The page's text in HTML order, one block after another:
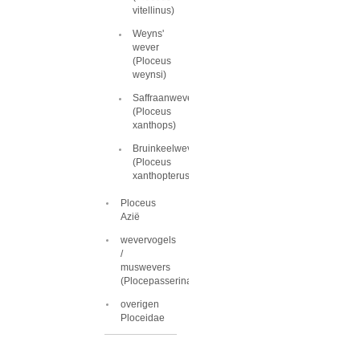
vitellinus)
Weyns'
wever
(Ploceus
weynsi)
Saffraanwever
(Ploceus
xanthops)
Bruinkeelwever
(Ploceus
xanthopterus)
Ploceus
Azië
wevervogels
/
muswevers
(Plocepasserinae)
overigen
Ploceidae